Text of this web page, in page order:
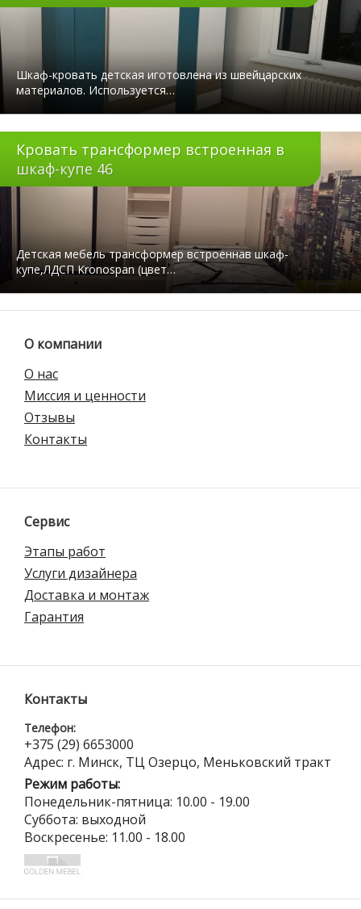
Шкаф-кровать детская иготовлена из швейцарских
материалов. Используется…
Кровать трансформер встроенная в
шкаф-купе 46
Детская мебель трансформер встроеннав шкаф-
купе,ЛДСП Kronospan (цвет…
О компании
О нас
Миссия и ценности
Отзывы
Контакты
Сервис
Этапы работ
Услуги дизайнера
Доставка и монтаж
Гарантия
Контакты
Телефон:
+375 (29) 6653000
Адрес: г. Минск, ТЦ Озерцо, Меньковский тракт
Режим работы:
Понедельник-пятница: 10.00 - 19.00
Суббота: выходной
Воскресенье: 11.00 - 18.00